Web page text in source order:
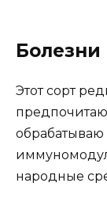
Этот сорт
народные